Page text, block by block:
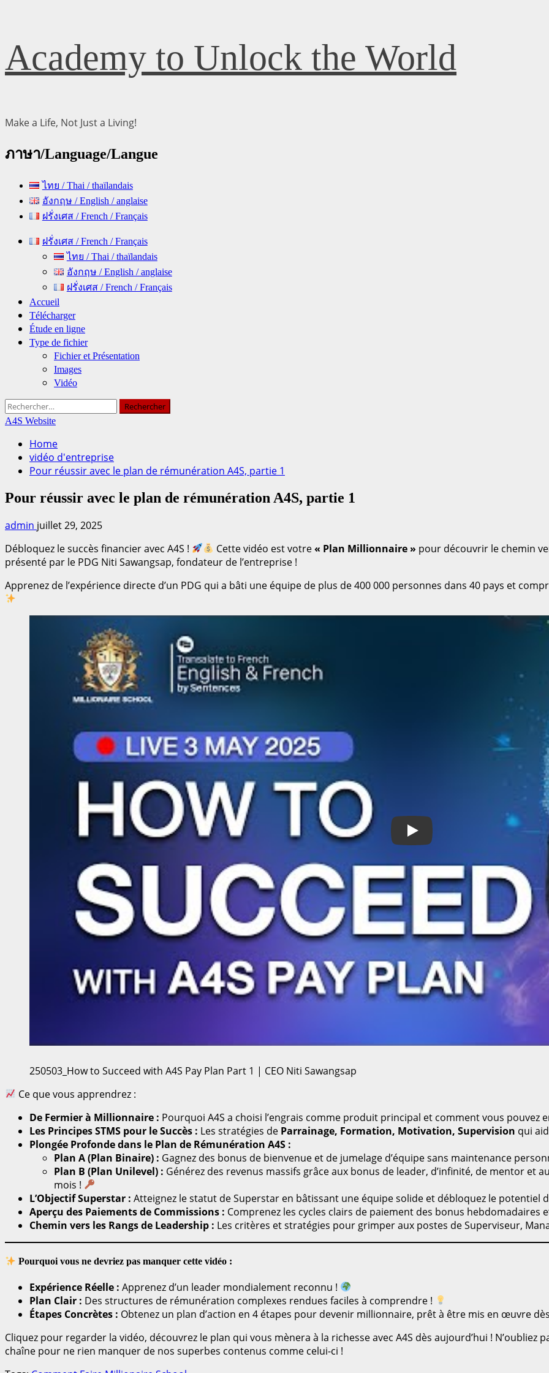
Skip
to
content
Academy to Unlock the World
Make a Life, Not Just a Living!
ภาษา/Language/Langue
ไทย / Thai / thaïlandais
อังกฤษ / English / anglaise
ฝรั่งเศส / French / Français
Primary ฝรั่งเศส / French / Français
ไทย / Thai / thaïlandais
อังกฤษ / English / anglaise
ฝรั่งเศส / French / Français
Accueil
Télécharger
Étude en ligne
Type de fichier
Fichier et Présentation
Images
Vidéo
Rechercher :
A4S Website
Home
vidéo d'entreprise
Pour réussir avec le plan de rémunération A4S, partie 1
Pour réussir avec le plan de rémunération A4S, partie 1
admin juillet 29, 2025
Débloquez le succès financier avec A4S !
Cette vidéo est votre« Plan Millionnaire » pour découvrir le chemin
présenté par le PDG Niti Sawangsap, fondateur de l’entreprise !
Apprenez de l’expérience directe d’un PDG qui a bâti une équipe de plus de 400 000 personnes dans 40 pays et
Play
250503_How to Succeed with A4S Pay Plan Part 1 | CEO Niti Sawangsap
Ce que vous apprendrez :
De Fermier à Millionnaire : Pourquoi A4S a choisi l’engrais comme produit principal et comment vous pouvez
Les Principes STMS pour le Succès : Les stratégies de Parrainage, Formation, Motivation, Supervision qui
Plongée Profonde dans le Plan de Rémunération A4S :
Plan A (Plan Binaire) : Gagnez des bonus de bienvenue et de jumelage d’équipe sans maintenance
Plan B (Plan Unilevel) : Générez des revenus massifs grâce aux bonus de leader, d’infinité, de mentor et
mois !
L’Objectif Superstar : Atteignez le statut de Superstar en bâtissant une équipe solide et débloquez le potentiel
Aperçu des Paiements de Commissions : Comprenez les cycles clairs de paiement des bonus hebdomadaires
Chemin vers les Rangs de Leadership : Les critères et stratégies pour grimper aux postes de Superviseur,
Pourquoi vous ne devriez pas manquer cette vidéo :
Expérience Réelle : Apprenez d’un leader mondialement reconnu !
Plan Clair : Des structures de rémunération complexes rendues faciles à comprendre !
Étapes Concrètes : Obtenez un plan d’action en 4 étapes pour devenir millionnaire, prêt à être mis en œuvre
Cliquez pour regarder la vidéo, découvrez le plan qui vous mènera à la richesse avec A4S dès aujourd’hui ! N’oubliez
chaîne pour ne rien manquer de nos superbes contenus comme celui-ci !